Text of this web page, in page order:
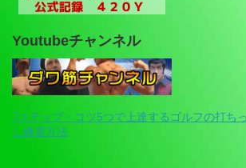
Youtubeチャンネル
7ステップ・コツ5つで上達するゴルフの打ち
し練習方法